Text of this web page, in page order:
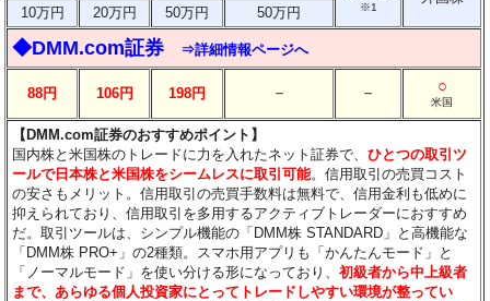
※1
10万円
20万円 50万円 50万円
◆DMM.com証券 ⇒詳細情報ページへ
88円 106円 198円 － － ○
米国
【DMM.com証券のおすすめポイント】
国内株と米国株のトレードに力を入れたネット証券で、ひとつの取引ツ
ールで日本株と米国株をシームレスに取引可能。信用取引の売買コスト
の安さもメリット。信用取引の売買手数料は無料で、信用金利も低めに
抑えられており、信用取引を多用するアクティブトレーダーにおすすめ
だ。取引ツールは、シンプル機能の「DMM株 STANDARD」と高機能な
「DMM株 PRO+」の2種類。スマホ用アプリも「かんたんモード」と
「ノーマルモード」を使い分ける形になっており、初級者から中上級者
まで、あらゆる個人投資家にとってトレードしやすい環境が整ってい